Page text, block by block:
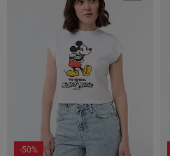
-50%